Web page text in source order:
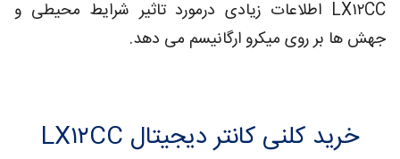
LX۱۲CC اطلاعات زیادی درمورد تاثیر شرایط محیطی و
جهش ها بر روی میکرو ارگانیسم می دهد.
خرید کلنی کانتر دیجیتال LX۱۲CC